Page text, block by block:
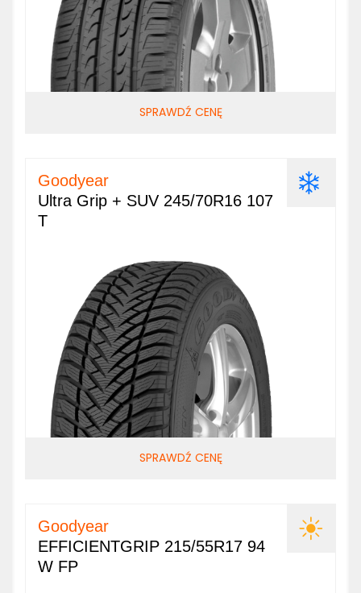
SPRAWDŹ CENĘ
Goodyear
Ultra Grip + SUV 245/70R16 107
T
SPRAWDŹ CENĘ
Goodyear
EFFICIENTGRIP 215/55R17 94
W FP